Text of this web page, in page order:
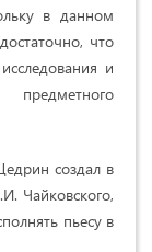
в данном
что
и
создал в
Чайковского,
пьесу в